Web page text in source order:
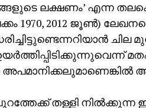
ലക്ഷണം’ എന്ന
1970, 2012 ജൂണ്‍)
ചില
തള്ളി നില്‍ക്കുന്ന